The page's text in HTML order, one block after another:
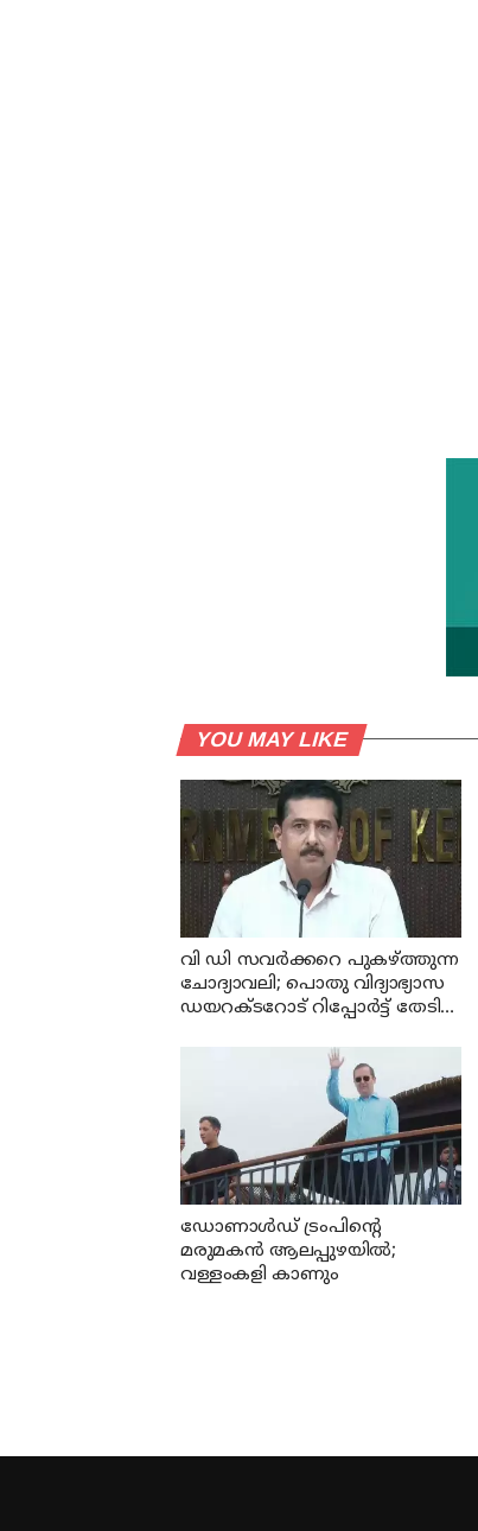
YOU MAY LIKE
വി ഡി സവര്‍ക്കറെ പുകഴ്ത്തുന്ന
ചോദ്യാവലി; പൊതു വിദ്യാഭ്യാസ
ഡയറക്ടറോട് റിപ്പോര്‍ട്ട് തേടി
ഡോണാള്‍ഡ് ട്രംപിന്റെ
മരുമകന്‍ ആലപ്പുഴയിൽ;
വള്ളംകളി കാണും